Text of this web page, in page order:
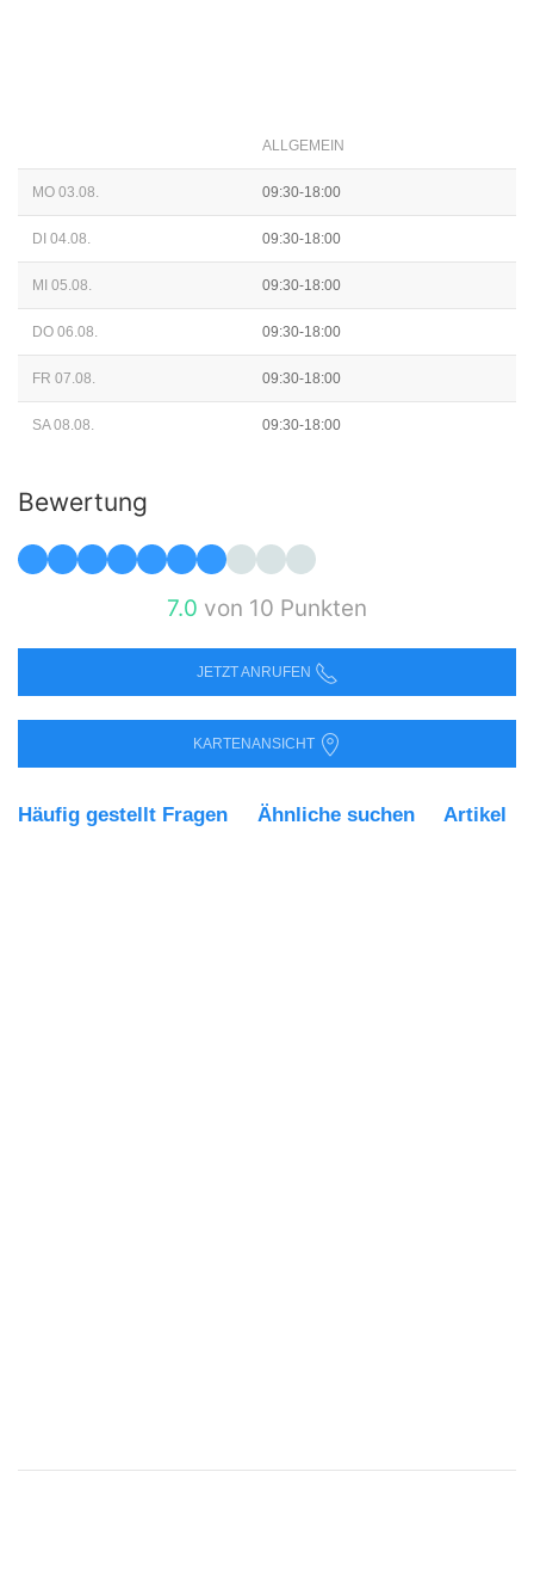
ALLGEMEIN
MO 03.08. 09:30-18:00
DI 04.08. 09:30-18:00
MI 05.08. 09:30-18:00
DO 06.08. 09:30-18:00
FR 07.08. 09:30-18:00
SA 08.08. 09:30-18:00
Bewertung
7.0 von 10 Punkten
JETZT ANRUFEN
KARTENANSICHT
Häufig gestellt Fragen Ähnliche suchen Artikel